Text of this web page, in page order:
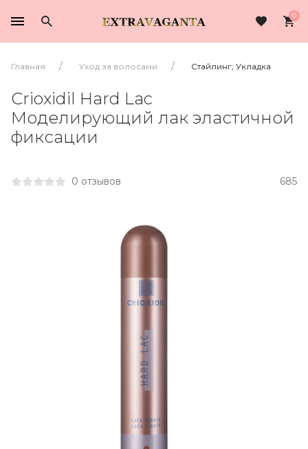
0
Главная Уход за волосами Стайлинг; Укладка
Crioxidil Hard Lac
Моделирующий лак эластичной
фиксации
0 отзывов 685